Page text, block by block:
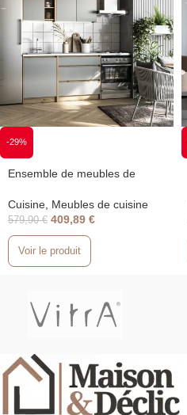
-29%
Ensemble de meubles de
chêne Naturel Zlata 1,4 m
Cuisine, Meubles de cuisine
579,90€ 409,89 €
Voir le produit